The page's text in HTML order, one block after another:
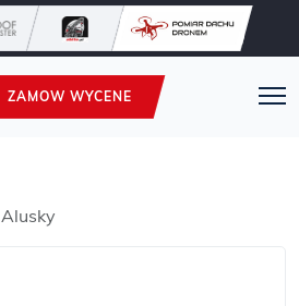
ZAMOW WYCENE
Alusky